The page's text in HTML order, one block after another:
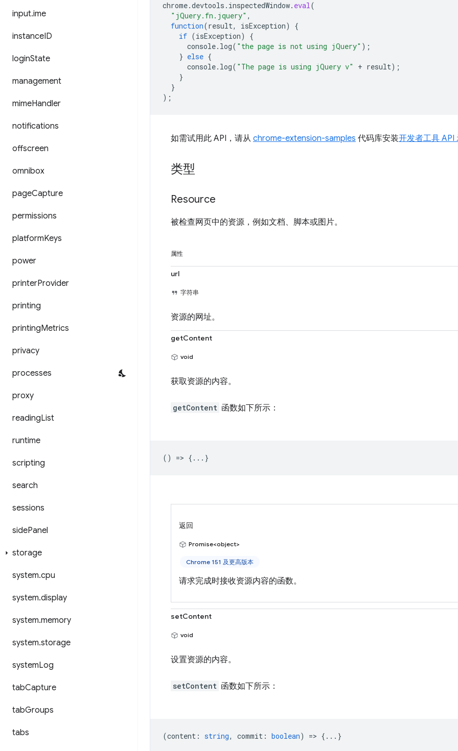
input.ime
instanceID
loginState
management
mimeHandler
notifications
offscreen
omnibox
pageCapture
permissions
platformKeys
power
printerProvider
printing
printingMetrics
privacy
processes
proxy
readingList
runtime
scripting
search
sessions
sidePanel
storage
system.cpu
system.display
system.memory
system.storage
systemLog
tabCapture
tabGroups
tabs
chrome.devtools . inspectedWindow. eval(
"jQuery.fn.jquery" ,
function(result, isException)
{
if (isException)
{
console. log( "the page is not using jQuery" );
} else {
console. log( "The page is using jQuery v" + result);
}
}
);
如需试用此 API，请从 chrome-extension-samples 代码库安装开发者工具 API
类型
Resource
被检查网页中的资源，例如文档、脚本或图片。
属性
url
字符串
资源的网址。
getContent
void
获取资源的内容。
getContent 函数如下所示：
() => {...}
返回
Promise<object>
Chrome 151 及更高版本
请求完成时接收资源内容的函数。
setContent
void
设置资源的内容。
setContent 函数如下所示：
(content : string, commit : boolean) => {...}